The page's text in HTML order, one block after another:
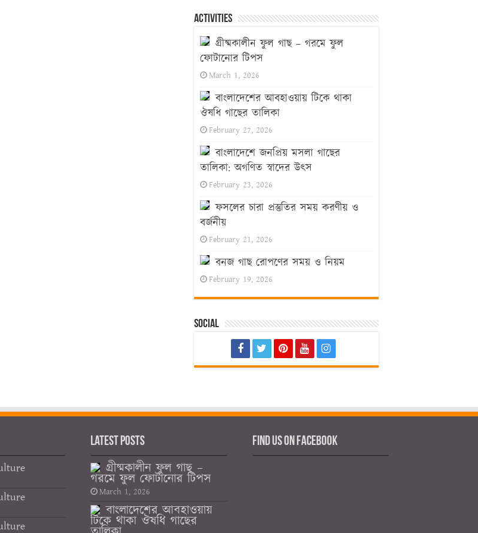
Activities
গ্রীষ্মকালীন ফুল গাছ – গরমে ফুল
ফোটানোর টিপস
March 1, 2026
বাংলাদেশের আবহাওয়ায় টিকে থাকা
ঔষধি গাছের তালিকা
February 27, 2026
বাংলাদেশে জনপ্রিয় মসলা গাছের
তালিকা: অগণিত স্বাদের উৎস
February 23, 2026
ফসলের চারা প্রস্তুতির সময় করণীয় ও
বর্জনীয়
February 21, 2026
বনজ গাছ রোপণের সময় ও নিয়ম
February 19, 2026
Social
Latest Posts
গ্রীষ্মকালীন ফুল গাছ –
গরমে ফুল ফোটানোর টিপস
March 1, 2026
বাংলাদেশের আবহাওয়ায়
টিকে থাকা ঔষধি গাছের
Find us on Facebook